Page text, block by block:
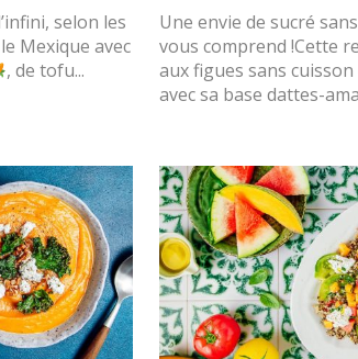
selon les
Mexique avec
, de tofu...
Une envie de sucré
vous comprend !Cette
aux figues sans
avec sa base dattes-